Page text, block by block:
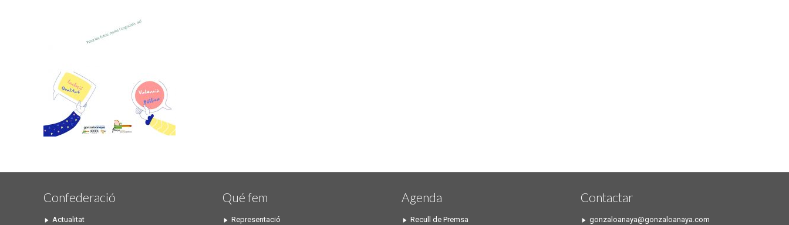
Confederació
Actualitat
Qué fem
Representació
Agenda
Recull de Premsa
Contactar
gonzaloanaya@gonzaloanaya.com